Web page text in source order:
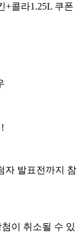
+콜라1.25L 쿠폰
!
자 발표전까지 참
첨이 취소될 수 있